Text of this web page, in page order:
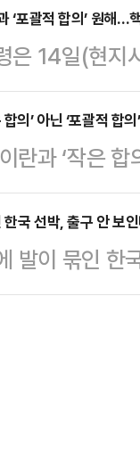
·경북(TK)
보다 더 유
름 속 …
찰스 3세
능성에 대한
”고 답했다.
국빈 만찬 참
니스와의 인
‘포괄적 합의’ 원해…
은 14일(현지
적 합의’를
등에 따르면
USA’ 행사
를 원하지
어한다”고 말
열린 이란과
의’ 아닌 ‘포괄적 합의
과 ‘작은 합
국 선박, 출구 안 보
발이 묶인
통제와 통